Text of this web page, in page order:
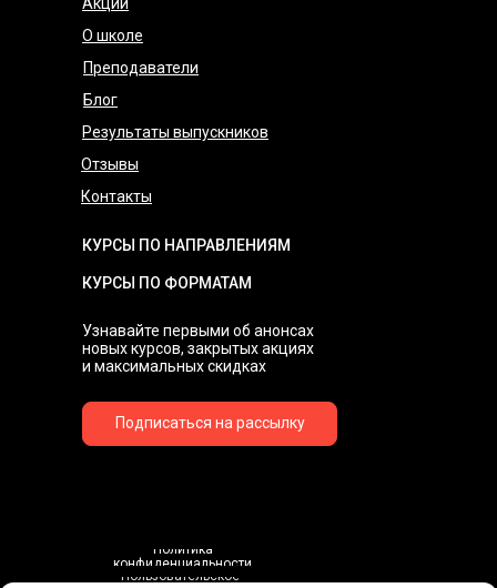
Узнавайте первыми об анонсах
новых курсов, закрытых акциях
и максимальных скидках
Политика
конфиденциальности
Пользовательское
КУРСЫ ПО НАПРАВЛЕНИЯМ
КУРСЫ ПО ФОРМАТАМ
О школе
Преподаватели
Блог
Результаты выпускников
Отзывы
Контакты
Подписаться на рассылку